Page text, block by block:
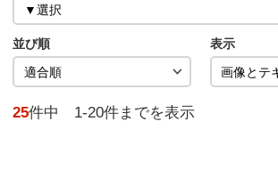
並び順 表示
25件中 1-20件までを表示